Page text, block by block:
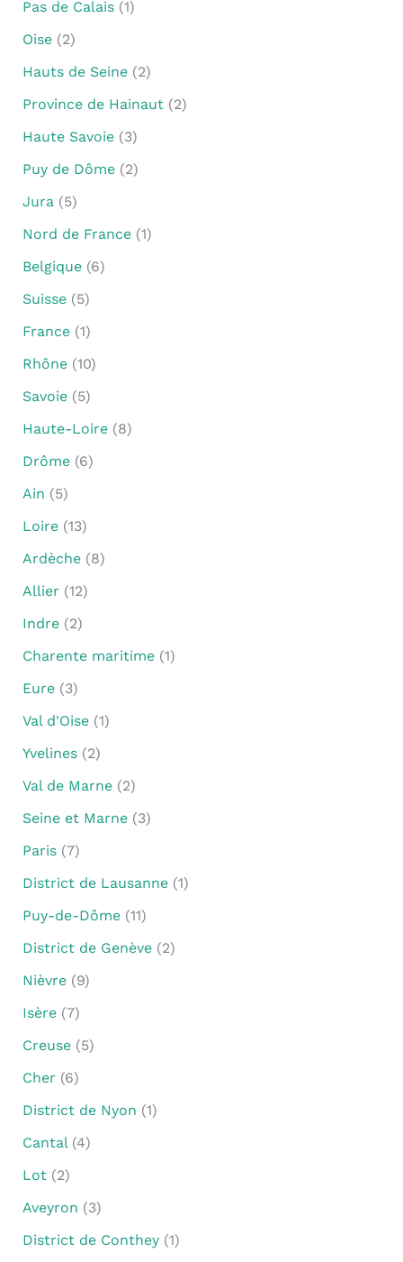
Pas de Calais(1)
Oise(2)
Hauts de Seine(2)
Province de Hainaut(2)
Haute Savoie(3)
Puy de Dôme(2)
Jura (5)
Nord de France(1)
Belgique(6)
Suisse(5)
France(1)
Rhône(10)
Savoie(5)
Haute-Loire(8)
Drôme(6)
Ain (5)
Loire(13)
Ardèche(8)
Allier (12)
Indre(2)
Charente maritime(1)
Eure(3)
Val d'Oise(1)
Yvelines(2)
Val de Marne(2)
Seine et Marne(3)
Paris(7)
District de Lausanne(1)
Puy-de-Dôme(11)
District de Genève(2)
Nièvre(9)
Isère(7)
Creuse(5)
Cher (6)
District de Nyon (1)
Cantal (4)
Lot(2)
Aveyron (3)
District de Conthey(1)